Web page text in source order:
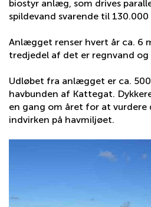
biostyr anlæg, som drives
spildevand svarende til 130.000
Anlægget renser hvert år ca. 6
tredjedel af det er regnvand og
Udløbet fra anlægget er ca.
havbunden af Kattegat.
en gang om året for at vurdere
indvirken på havmiljøet.